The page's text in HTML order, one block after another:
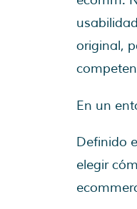
original,
En un
Definido
elegir